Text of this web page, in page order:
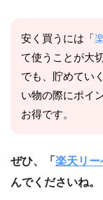
安く買うには「
て使うことが大
でも、貯めてい
い物の際にポイ
お得です。
ぜひ、「 楽天リー
んでくださいね。